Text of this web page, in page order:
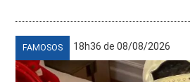
FAMOSOS 18h36 de 08/08/2026